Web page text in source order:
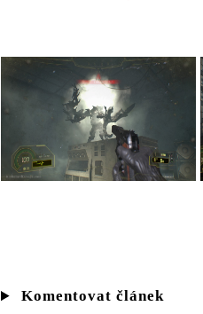
Komentovat článek